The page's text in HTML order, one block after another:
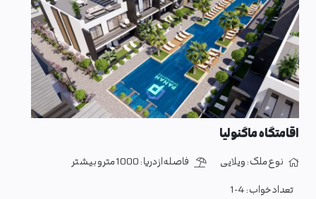
اقامتگاه ماگنولیا
نوع ملک :ویلایی فاصله از دریا :1000 متر و بیشتر
تعداد خواب :1-4